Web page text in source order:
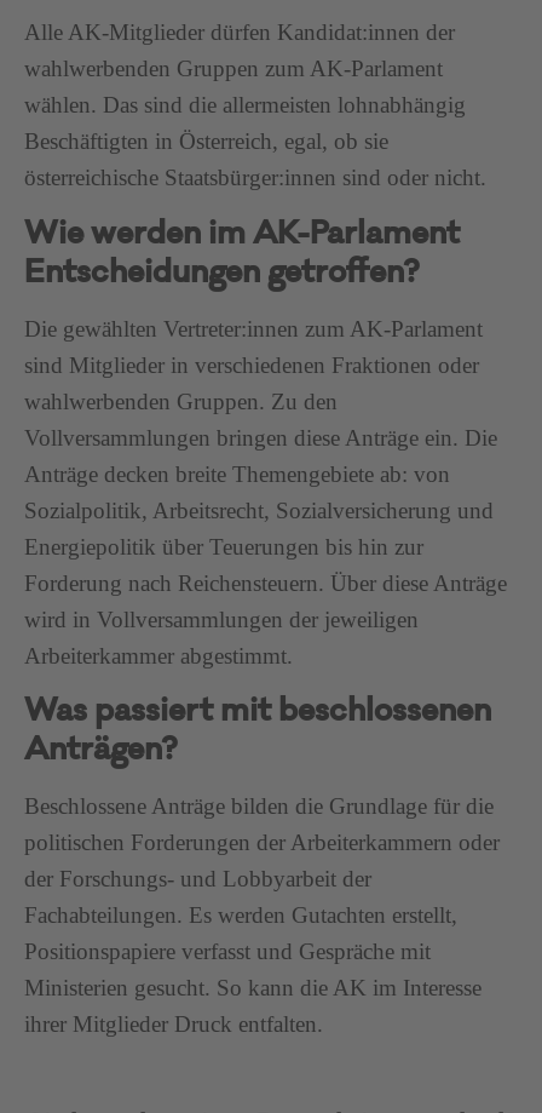
Alle AK-Mitglieder dürfen Kandidat:innen der
wahlwerbenden Gruppen zum AK-Parlament
wählen. Das sind die allermeisten lohnabhängig
Beschäftigten in Österreich, egal, ob sie
österreichische Staatsbürger:innen sind oder nicht.
Wie werden im AK-Parlament
Entscheidungen getroffen?
Die gewählten Vertreter:innen zum AK-Parlament
sind Mitglieder in verschiedenen Fraktionen oder
wahlwerbenden Gruppen. Zu den
Vollversammlungen bringen diese Anträge ein. Die
Anträge decken breite Themengebiete ab: von
Sozialpolitik, Arbeitsrecht, Sozialversicherung und
Energiepolitik über Teuerungen bis hin zur
Forderung nach Reichensteuern. Über diese Anträge
wird in Vollversammlungen der jeweiligen
Arbeiterkammer abgestimmt.
Was passiert mit beschlossenen
Anträgen?
Beschlossene Anträge bilden die Grundlage für die
politischen Forderungen der Arbeiterkammern oder
der Forschungs- und Lobbyarbeit der
Fachabteilungen. Es werden Gutachten erstellt,
Positionspapiere verfasst und Gespräche mit
Ministerien gesucht. So kann die AK im Interesse
ihrer Mitglieder Druck entfalten.